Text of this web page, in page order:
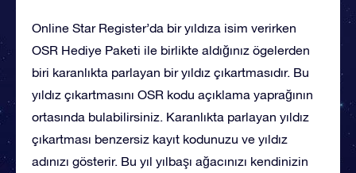
Online Star Register’da bir yıldıza isim verirken
OSR Hediye Paketi ile birlikte aldığınız ögelerden
biri karanlıkta parlayan bir yıldız çıkartmasıdır. Bu
yıldız çıkartmasını OSR kodu açıklama yaprağının
ortasında bulabilirsiniz. Karanlıkta parlayan yıldız
çıkartması benzersiz kayıt kodunuzu ve yıldız
adınızı gösterir. Bu yıl yılbaşı ağacınızı kendinizin